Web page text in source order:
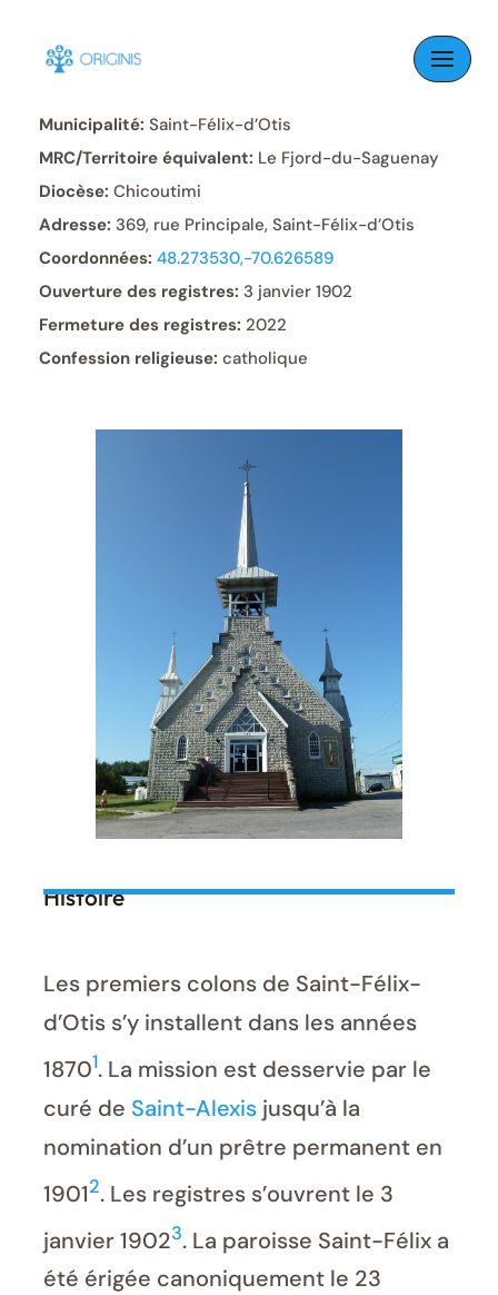
Skip
content
Municipalité: Saint-Félix-d’Otis
MRC/Territoire équivalent: Le Fjord-du-Saguenay
Diocèse: Chicoutimi
Adresse: 369, rue Principale, Saint-Félix-d’Otis
Coordonnées: 48.273530,-70.626589
Ouverture des registres: 3 janvier 1902
Fermeture des registres: 2022
Confession religieuse: catholique
Histoire
Les premiers colons de Saint-Félix-
d’Otis s’y installent dans les années
18701. La mission est desservie par le
curé de Saint-Alexis jusqu’à la
nomination d’un prêtre permanent en
19012. Les registres s’ouvrent le 3
janvier 19023. La paroisse Saint-Félix a
été érigée canoniquement le 23